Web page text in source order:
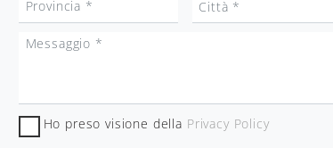
Ho preso visione della Privacy Policy